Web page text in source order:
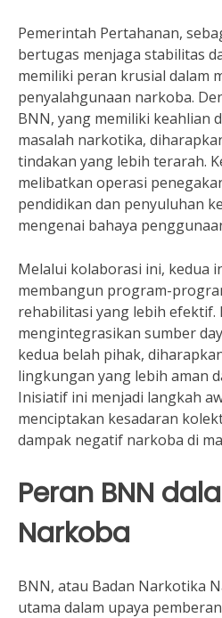
Pemerintah Pertahanan,
bertugas menjaga stabilitas
memiliki peran krusial dalam
penyalahgunaan narkoba.
BNN, yang memiliki keahlian
masalah narkotika,
tindakan yang lebih terarah.
melibatkan operasi
pendidikan dan penyuluhan
mengenai bahaya
Melalui kolaborasi ini, kedua
membangun program-
rehabilitasi yang lebih efektif.
mengintegrasikan sumber
kedua belah pihak,
lingkungan yang lebih aman
Inisiatif ini menjadi langkah
menciptakan kesadaran
dampak negatif narkoba di
Peran BNN
Narkoba
BNN, atau Badan Narkotika
utama dalam upaya